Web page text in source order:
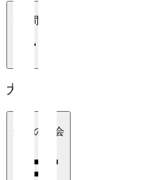
1週間
大会
全ての大会